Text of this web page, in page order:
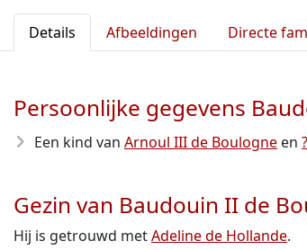
Details Afbeeldingen Directe
Persoonlijke gegevens
Een kind van Arnoul III de Boulogne en
Gezin van Baudouin II de
Hij is getrouwd metAdeline de Hollande.